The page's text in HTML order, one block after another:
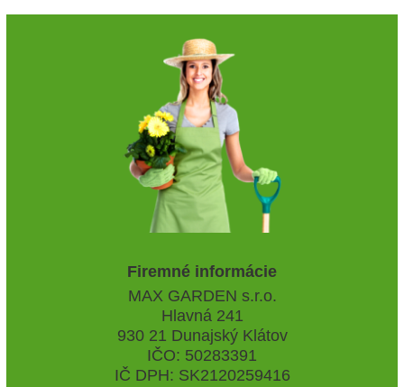
Firemné informácie
MAX GARDEN s.r.o.
Hlavná 241
930 21 Dunajský Klátov
IČO: 50283391
IČ DPH: SK2120259416